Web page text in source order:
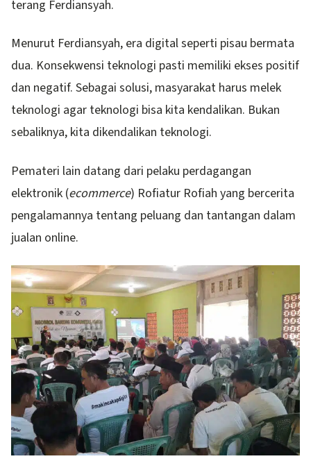
terang Ferdiansyah.
Menurut Ferdiansyah, era digital seperti pisau bermata
dua. Konsekwensi teknologi pasti memiliki ekses positif
dan negatif. Sebagai solusi, masyarakat harus melek
teknologi agar teknologi bisa kita kendalikan. Bukan
sebaliknya, kita dikendalikan teknologi.
Pemateri lain datang dari pelaku perdagangan
elektronik (ecommerce) Rofiatur Rofiah yang bercerita
pengalamannya tentang peluang dan tantangan dalam
jualan online.